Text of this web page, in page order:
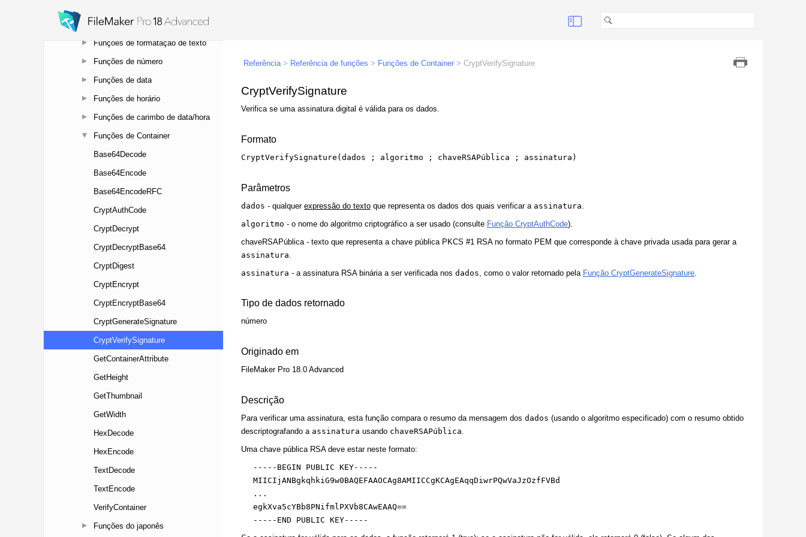
Funções de texto
Funções de formatação de texto
Funções de número
Funções de data
Funções de horário
Funções de carimbo de data/hora
Funções de Container
Base64Decode
Base64Encode
Base64EncodeRFC
CryptAuthCode
CryptDecrypt
CryptDecryptBase64
CryptDigest
CryptEncrypt
CryptEncryptBase64
CryptGenerateSignature
CryptVerifySignature
GetContainerAttribute
GetHeight
GetThumbnail
GetWidth
HexDecode
HexEncode
TextDecode
TextEncode
VerifyContainer
Funções do japonês